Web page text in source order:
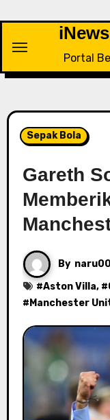
content
Portal
Sepak Bola
Gareth
By naru00
#Aston Villa, #
# Manchester